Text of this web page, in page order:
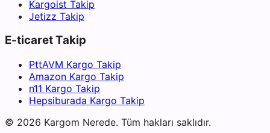
Kargoist Takip
Jetizz Takip
E-ticaret Takip
PttAVM Kargo Takip
Amazon Kargo Takip
n11 Kargo Takip
Hepsiburada Kargo Takip
© 2026 Kargom Nerede. Tüm hakları saklıdır.